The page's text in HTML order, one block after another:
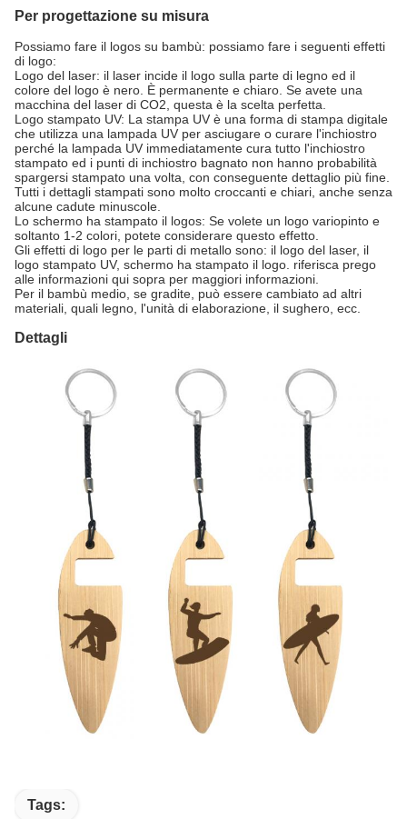
Per progettazione su misura
Possiamo fare il logos su bambù: possiamo fare i seguenti effetti
di logo:
Logo del laser: il laser incide il logo sulla parte di legno ed il
colore del logo è nero. È permanente e chiaro. Se avete una
macchina del laser di CO2, questa è la scelta perfetta.
Logo stampato UV: La stampa UV è una forma di stampa digitale
che utilizza una lampada UV per asciugare o curare l'inchiostro
perché la lampada UV immediatamente cura tutto l'inchiostro
stampato ed i punti di inchiostro bagnato non hanno probabilità
spargersi stampato una volta, con conseguente dettaglio più fine.
Tutti i dettagli stampati sono molto croccanti e chiari, anche senza
alcune cadute minuscole.
Lo schermo ha stampato il logos: Se volete un logo variopinto e
soltanto 1-2 colori, potete considerare questo effetto.
Gli effetti di logo per le parti di metallo sono: il logo del laser, il
logo stampato UV, schermo ha stampato il logo. riferisca prego
alle informazioni qui sopra per maggiori informazioni.
Per il bambù medio, se gradite, può essere cambiato ad altri
materiali, quali legno, l'unità di elaborazione, il sughero, ecc.
Dettagli
Tags: